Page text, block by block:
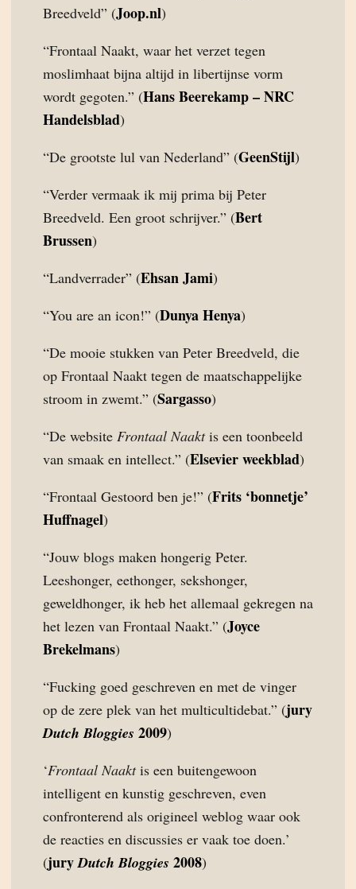
Breedveld” (Joop.nl)
“Frontaal Naakt, waar het verzet tegen
moslimhaat bijna altijd in libertijnse vorm
wordt gegoten.” (Hans Beerekamp – NRC
Handelsblad)
“De grootste lul van Nederland” (GeenStijl)
“Verder vermaak ik mij prima bij Peter
Breedveld. Een groot schrijver.” (Bert
Brussen)
“Landverrader” (Ehsan Jami)
“You are an icon!” (Dunya Henya)
“De mooie stukken van Peter Breedveld, die
op Frontaal Naakt tegen de maatschappelijke
stroom in zwemt.” (Sargasso)
“De website Frontaal Naaktis een toonbeeld
van smaak en intellect.” (Elsevier weekblad)
“Frontaal Gestoord ben je!” (Frits ‘bonnetje’
Huffnagel)
“Jouw blogs maken hongerig Peter.
Leeshonger, eethonger, sekshonger,
geweldhonger, ik heb het allemaal gekregen na
het lezen van Frontaal Naakt.” (Joyce
Brekelmans)
“Fucking goed geschreven en met de vinger
op de zere plek van het multicultidebat.” (jury
Dutch Bloggies 2009)
‘Frontaal Naaktis een buitengewoon
intelligent en kunstig geschreven, even
confronterend als origineel weblog waar ook
de reacties en discussies er vaak toe doen.’
(juryDutch Bloggies 2008)